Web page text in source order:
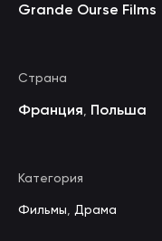
Grande Ourse Films
Страна
Франция Польша
Категория
Фильмы Драма